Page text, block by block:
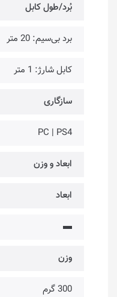
بُرد/طول کابل
برد بی‌سیم: 20 متر
کابل شارژ: 1 متر
سازگاری
PC | PS4
ابعاد و وزن
ابعاد
▬
وزن
300 گرم